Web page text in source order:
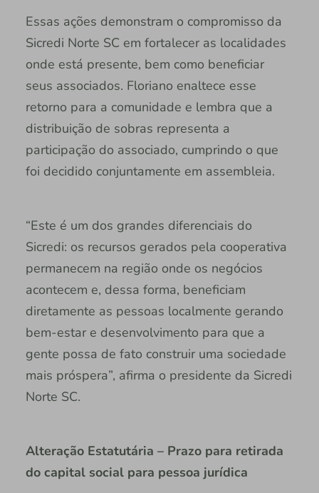
Essas ações demonstram o compromisso da
Sicredi Norte SC em fortalecer as localidades
onde está presente, bem como beneficiar
seus associados. Floriano enaltece esse
retorno para a comunidade e lembra que a
distribuição de sobras representa a
participação do associado, cumprindo o que
foi decidido conjuntamente em assembleia.
“Este é um dos grandes diferenciais do
Sicredi: os recursos gerados pela cooperativa
permanecem na região onde os negócios
acontecem e, dessa forma, beneficiam
diretamente as pessoas localmente gerando
bem-estar e desenvolvimento para que a
gente possa de fato construir uma sociedade
mais próspera”, afirma o presidente da Sicredi
Norte SC.
Alteração Estatutária – Prazo para retirada
do capital social para pessoa jurídica